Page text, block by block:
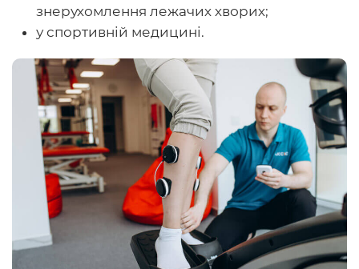
знерухомлення лежачих хворих;
у спортивній медицині.